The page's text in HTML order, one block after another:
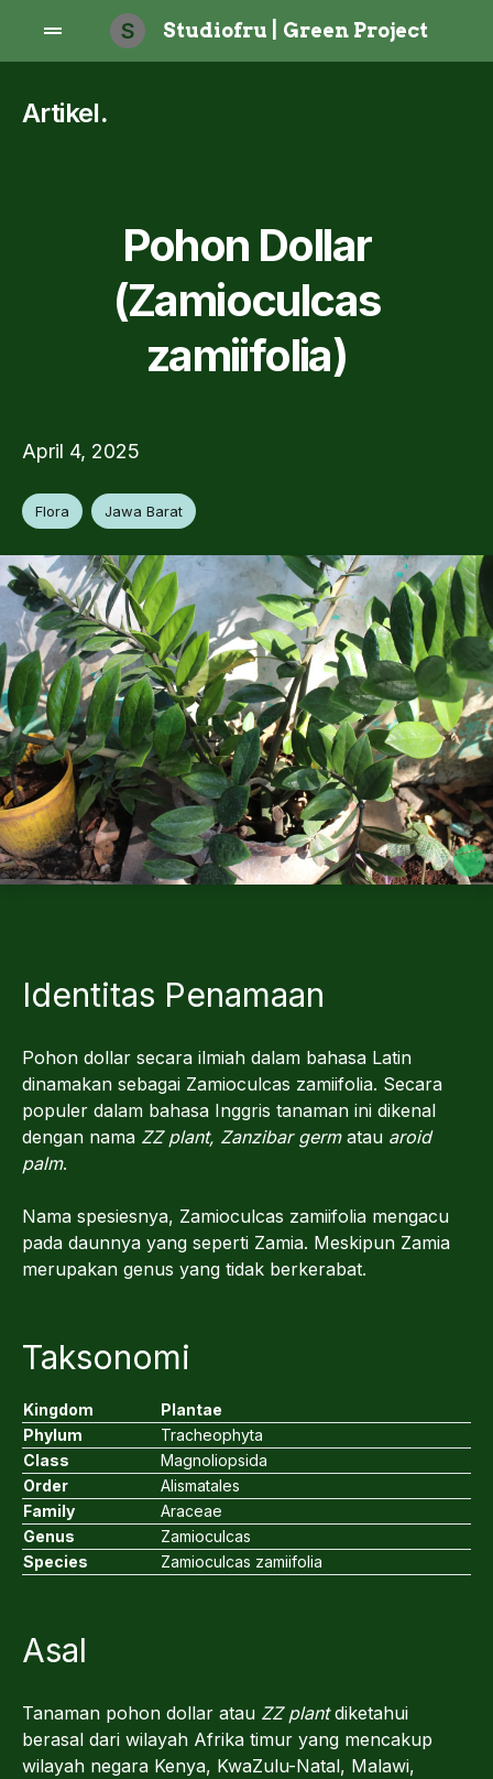
S Studiofru | Green Project
Artikel.
Pohon Dollar
(Zamioculcas
zamiifolia)
April 4, 2025
Flora Jawa Barat
Identitas Penamaan
Pohon dollar secara ilmiah dalam bahasa Latin
dinamakan sebagai Zamioculcas zamiifolia. Secara
populer dalam bahasa Inggris tanaman ini dikenal
dengan nama ZZ plant, Zanzibar germatau aroid
palm.
Nama spesiesnya, Zamioculcas zamiifolia mengacu
pada daunnya yang seperti Zamia. Meskipun Zamia
merupakan genus yang tidak berkerabat.
Taksonomi
Kingdom
Plantae
Phylum
Tracheophyta
Class
Magnoliopsida
Order
Alismatales
Family
Araceae
Genus
Zamioculcas
Species
Zamioculcas zamiifolia
Asal
Tanaman pohon dollar atau ZZ plantdiketahui
berasal dari wilayah Afrika timur yang mencakup
wilayah negara Kenya, KwaZulu-Natal, Malawi,